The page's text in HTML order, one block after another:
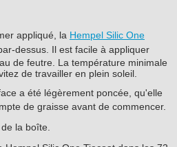
appliqué, la Hempel Silic One
dessus. Il est facile à appliquer
de feutre. La température minimale
de travailler en plein soleil.
a été légèrement poncée, qu'elle
de graisse avant de commencer.
la boîte.